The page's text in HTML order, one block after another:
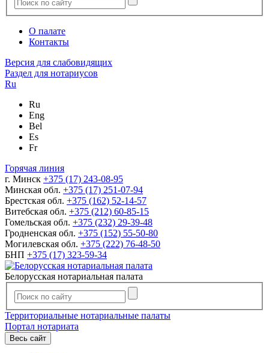
О палате
Контакты
Версия для слабовидящих
Раздел для нотариусов
Ru
Ru
Eng
Bel
Es
Fr
Горячая линия
г. Минск +375 (17) 243-08-95
Минская обл. +375 (17) 251-07-94
Брестская обл. +375 (162) 52-14-57
Витебская обл. +375 (212) 60-85-15
Гомельская обл. +375 (232) 29-39-48
Гродненская обл. +375 (152) 55-50-80
Могилевская обл. +375 (222) 76-48-50
БНП +375 (17) 323-59-34
Белорусская нотариальная палата
Территориальные нотариальные палаты
Портал нотариата
Весь сайт